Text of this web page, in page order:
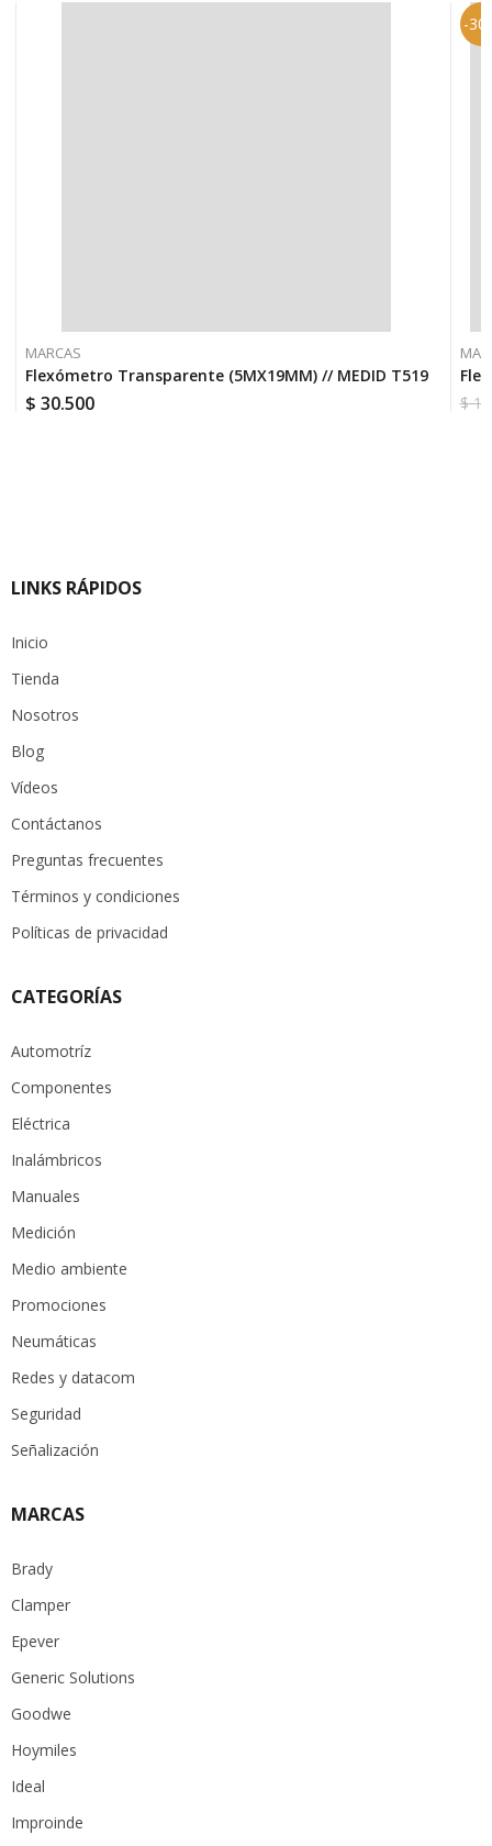
MARCAS
Flexómetro Transparente (5MX19MM) // MEDID T519
$ 30.500
-
$
El
El
LINKS RÁPIDOS
Inicio
Tienda
Nosotros
Blog
Vídeos
Contáctanos
Preguntas frecuentes
Términos y condiciones
Políticas de privacidad
CATEGORÍAS
Automotríz
Componentes
Eléctrica
Inalámbricos
Manuales
Medición
Medio ambiente
Promociones
Neumáticas
Redes y datacom
Seguridad
Señalización
MARCAS
Brady
Clamper
Epever
Generic Solutions
Goodwe
Hoymiles
Ideal
Improinde